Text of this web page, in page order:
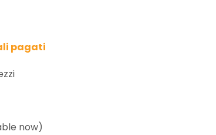
pagati
now)